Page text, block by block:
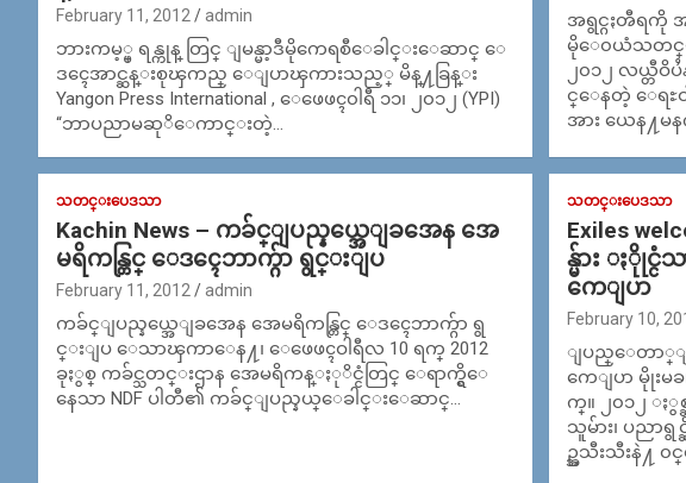
February 11, 2012 admin
ဘားကမ့္ပ္ ရန္ကုန္ တြင္ ျမန္မာ့ဒီမိုကေရစီေခါင္းေဆာင္ ေ
ဒၚေအာင္ဆန္းစုၾကည္ ေျပာၾကားသည့္ မိန္႔ခြန္း
Yangon Press International , ေဖေဖၚ၀ါရီ ၁၁၊ ၂၀၁၂ (YPI)
“ဘာပညာမဆုိေကာင္းတဲ့…
အရွင္ဂႏၻီရကို
မိုေ၀ယံသတင္
၂၀၁၂ လယ္
င္ေနတဲ့ ေရႊဝ
အား ယေန႔မ
သတင္းပေဒသာ
Kachin News – ကခ်င္ျပည္နယ္အေျခအေန အေ
မရိကန္တြင္ ေဒၚေဘာက္ဂ်ာ ရွင္းျပ
February 11, 2012 admin
ကခ်င္ျပည္နယ္အေျခအေန အေမရိကန္တြင္ ေဒၚေဘာက္ဂ်ာ ရွ
င္းျပ ေသာၾကာေန႔၊ ေဖေဖၚဝါရီလ 10 ရက္ 2012
ခုႏွစ္ ကခ်င္သတင္းဌာန အေမရိကန္ႏုိင္ငံတြင္ ေရာက္ရွိေ
နေသာ NDF ပါတီ၏ ကခ်င္ျပည္နယ္ေခါင္းေဆာင္…
သတင္းပေဒသာ
Exiles
န္မ်ား ႏိုုင္
ကေျပာ
February 10,
ျပည္ေတာ္ျပ
ကေျပာ မိုုးမ
က္။ ၂၀၁၂ ႏွစ္
သူမ်ား၊ ပညာ
ဥ္အသီးသီးနဲ႔